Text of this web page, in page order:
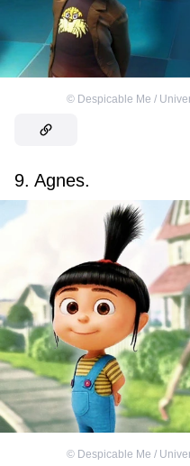
© Despicable Me /
9. Agnes.
© Despicable Me /